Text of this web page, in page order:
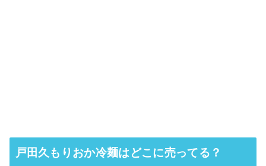
戸田久もりおか冷麺はどこに売ってる？